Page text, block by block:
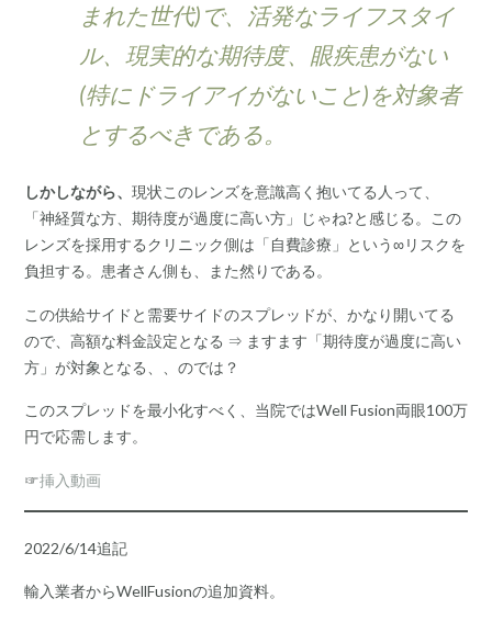
まれた世代)で、活発なライフスタイ
ル、現実的な期待度、眼疾患がない
(特にドライアイがないこと)を対象者
とするべきである。
しかしながら、 現状このレンズを意識高く抱いてる人って、
「神経質な方、期待度が過度に高い方」じゃね?と感じる。この
レンズを採用するクリニック側は「自費診療」という∞リスクを
負担する。患者さん側も、また然りである。
この供給サイドと需要サイドのスプレッドが、かなり開いてる
ので、高額な料金設定となる ⇒ ますます「期待度が過度に高い
方」が対象となる、、のでは？
このスプレッドを最小化すべく、当院ではWell Fusion両眼100万
円で応需します。
☞挿入動画
2022/6/14追記
輸入業者からWellFusionの追加資料。